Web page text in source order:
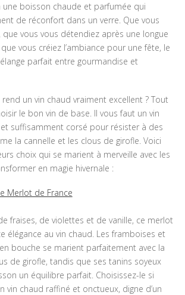
une boisson chaude et parfumée qui
de réconfort dans un verre. Que vous
que vous vous détendiez après une longue
vous créiez l’ambiance pour une fête, le
parfait entre gourmandise et
rend un vin chaud vraiment excellent ? Tout
le bon vin de base. Il vous faut un vin
suffisamment corsé pour résister à des
la cannelle et les clous de girofle. Voici
choix qui se marient à merveille avec les
en magie hivernale :
Merlot de France
fraises, de violettes et de vanille, ce merlot
élégance au vin chaud. Les framboises et
bouche se marient parfaitement avec la
de girofle, tandis que ses tanins soyeux
un équilibre parfait. Choisissez-le si
vin chaud raffiné et onctueux, digne d’un